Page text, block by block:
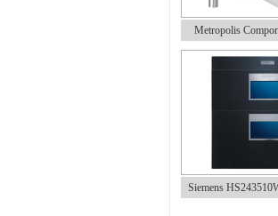
Metropolis
Siemens